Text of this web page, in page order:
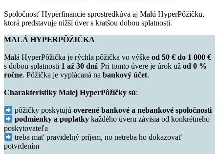
Spoločnosť Hyperfinancie sprostredkúva aj Malú HyperPôžičku,
ktorá predstavuje nižší úver s kratšou dobou splatnosti.
MALÁ HYPERPÔŽIČKA
Malá HyperPôžička je rýchla pôžička vo výške od 50 € do 1 000 €
s dobou splatnosti 1 až 30 dní. Pri tomto úvere je úrok už od 0 %
ročne. Pôžička je vyplácaná na bankový účet.
Charakteristiky Malej HyperPôžičky sú:
pôžičky poskytujúoverené bankové a nebankové spoločnosti
podmienky a poplatky každého úveru závisia od konkrétneho
poskytovateľa
treba mať pravidelný príjem, no netreba ho dokazovať
potvrdením